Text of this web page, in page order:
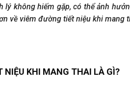
lý không hiếm gặp, có thể ảnh
về viêm đường tiết niệu khi
NIỆU KHI MANG THAI LÀ GÌ?